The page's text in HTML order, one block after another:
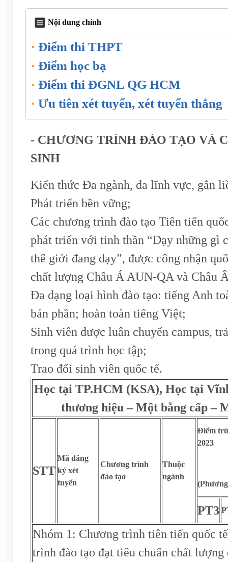
Nội dung chính
Điểm thi THPT
Điểm học bạ
Điểm thi ĐGNL QG HCM
Ưu tiên xét tuyển, xét tuyển thẳng
- CHƯƠNG TRÌNH ĐÀO TẠO VÀ
SINH
Kiến thức Đa ngành, đa lĩnh vực, gắn
Phát triển bền vững;
Các chương trình đào tạo Tiên tiến
phát triển với tinh thần “Dạy những gì
thế giới đang dạy”, được công nhận
chất lượng Châu Á AUN-QA và Châu
Đa dạng loại hình đào tạo: tiếng Anh
bán phần; hoàn toàn tiếng Việt;
Sinh viên được luân chuyển campus,
trong quá trình học tập;
Trao đổi sinh viên quốc tế.
Học tại TP.HCM (KSA), Học tại
thương hiệu – Một bằng cấp –
STT
Mã đăng
ký xét
tuyển
Chương trình
đào tạo
Thuộc
ngành
Điểm
2023
PT3
Nhóm 1: Chương trình tiên tiến quốc
trình đào tạo đạt tiêu chuẩn chất lượng